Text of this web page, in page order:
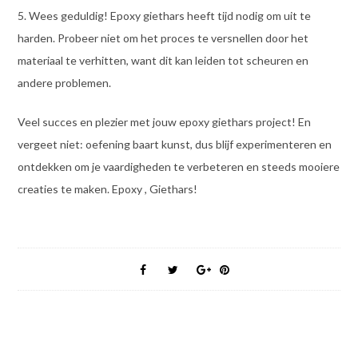
5. Wees geduldig! Epoxy giethars heeft tijd nodig om uit te
harden. Probeer niet om het proces te versnellen door het
materiaal te verhitten, want dit kan leiden tot scheuren en
andere problemen.
Veel succes en plezier met jouw epoxy giethars project! En
vergeet niet: oefening baart kunst, dus blijf experimenteren en
ontdekken om je vaardigheden te verbeteren en steeds mooiere
creaties te maken. Epoxy , Giethars!